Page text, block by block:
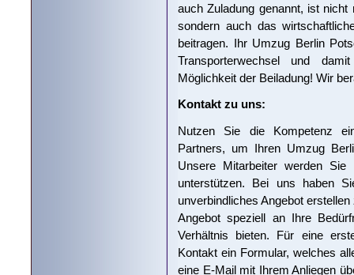
auch Zuladung genannt, ist
sondern auch das
beitragen. Ihr Umzug Berlin
Transporterwechsel und
Möglichkeit der Beiladung! Wir
Kontakt zu uns:
Nutzen Sie die Kompetenz
Partners, um Ihren Umzug
Unsere Mitarbeiter werden
unterstützen. Bei uns haben
unverbindliches Angebot
Angebot speziell an Ihre
Verhältnis bieten. Für eine
Kontakt ein Formular, welches
eine E-Mail mit Ihrem Anliegen